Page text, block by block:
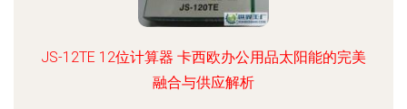
JS-12TE 12位计算器 卡西欧办公用品太阳能的完美
融合与供应解析